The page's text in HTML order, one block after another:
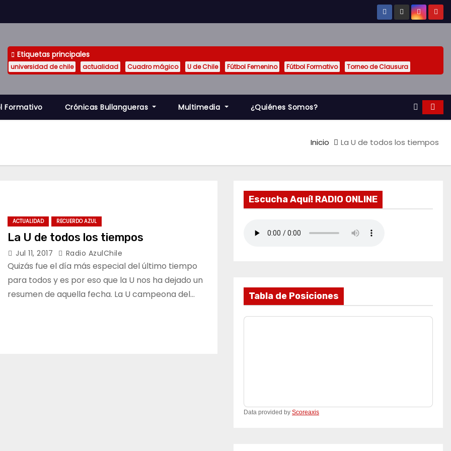
Etiquetas principales
universidad de chile actualidad Cuadro mágico U de Chile Fútbol Femenino Fútbol Formativo Torneo de Clausura
Formativo Crónicas Bullangueras Multimedia ¿Quiénes Somos?
Inicio La U de todos los tiempos
ACTUALIDAD RECUERDO AZUL
La U de todos los tiempos
Jul 11, 2017 Radio AzulChile
Quizás fue el día más especial del último tiempo
para todos y es por eso que la U nos ha dejado un
resumen de aquella fecha. La U campeona del…
Escucha Aquí! RADIO ONLINE
Tabla de Posiciones
Data provided by Scoreaxis